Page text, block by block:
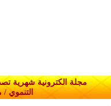
مجلة الكترونية شهرية
التنموي /